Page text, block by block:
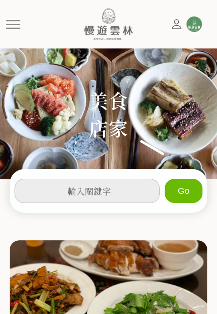
特色餐廳
慢遊雲林，享受生活 就是這麼簡單
美食
店家
輸
入
字